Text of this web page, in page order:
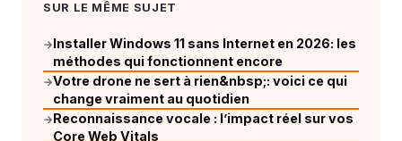
SUR LE MÊME SUJET
→Installer Windows 11 sans Internet en 2026: les
méthodes qui fonctionnent encore
→Votre drone ne sert à rien&nbsp;: voici ce qui
change vraiment au quotidien
→Reconnaissance vocale : l’impact réel sur vos
Core Web Vitals